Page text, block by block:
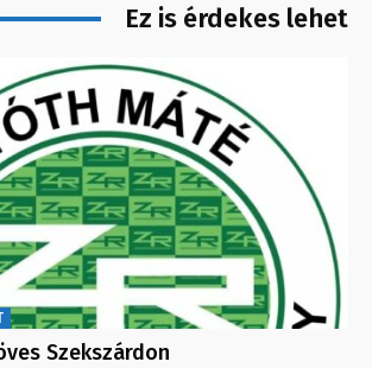
Ez is érdekes lehet
Szekszárdon